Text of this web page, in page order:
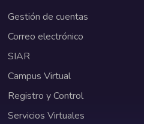
Gestión de cuentas
Correo electrónico
SIAR
Campus Virtual
Registro y Control
Servicios Virtuales